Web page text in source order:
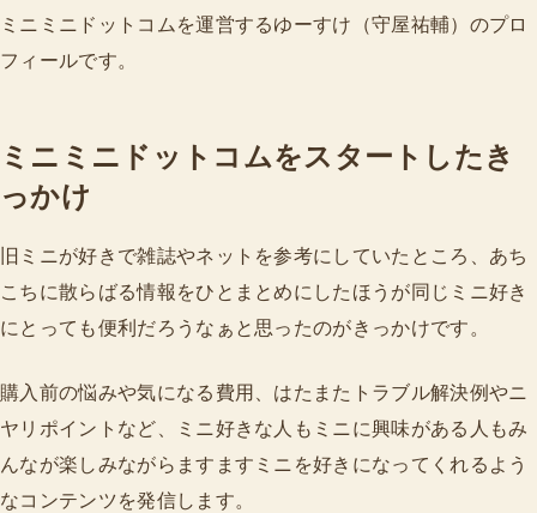
ミニミニドットコムを運営するゆーすけ（守屋祐輔）のプロ
フィールです。
ミニミニドットコムをスタートしたき
っかけ
旧ミニが好きで雑誌やネットを参考にしていたところ、あち
こちに散らばる情報をひとまとめにしたほうが同じミニ好き
にとっても便利だろうなぁと思ったのがきっかけです。
購入前の悩みや気になる費用、はたまたトラブル解決例やニ
ヤリポイントなど、ミニ好きな人もミニに興味がある人もみ
んなが楽しみながらますますミニを好きになってくれるよう
なコンテンツを発信します。